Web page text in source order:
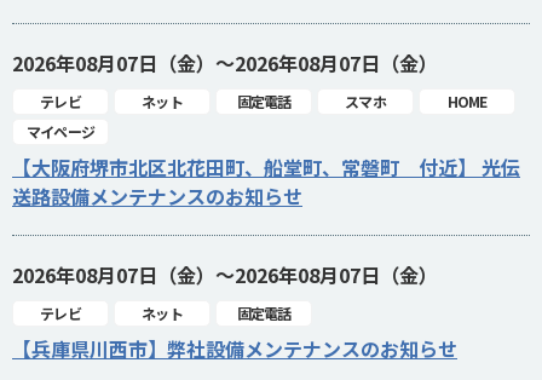
2026年08月07日（金）～2026年08月07日（金）
テレビ ネット 固定電話 スマホ
HOME
マイページ
【大阪府堺市北区北花田町、船堂町、常磐町 付近】 光伝
送路設備メンテナンスのお知らせ
2026年08月07日（金）～2026年08月07日（金）
テレビ ネット 固定電話
【兵庫県川西市】弊社設備メンテナンスのお知らせ